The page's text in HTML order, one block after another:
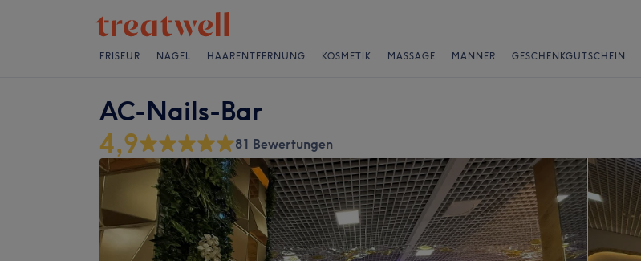
FRISEUR NÄGEL HAARENTFERNUNG KOSMETIK MASSAGE MÄNNER GESCHENKGUTSCHEIN
AC-Nails-Bar
4,9 81 Bewertungen